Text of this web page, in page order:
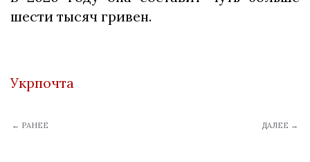
шести тысяч гривен.
Укрпочта
← РАНЕЕ ДАЛЕЕ →